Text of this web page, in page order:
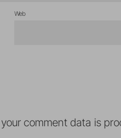
Web
comment data is